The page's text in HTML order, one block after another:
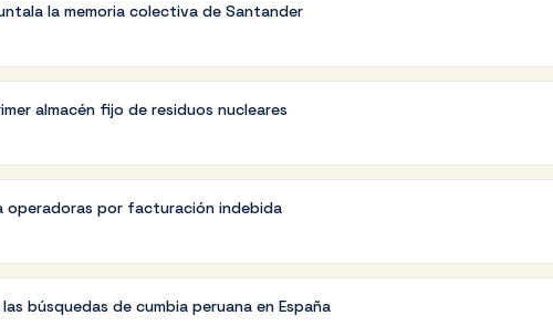
la memoria colectiva de Santander
almacén fijo de residuos nucleares
operadoras por facturación indebida
búsquedas de cumbia peruana en España